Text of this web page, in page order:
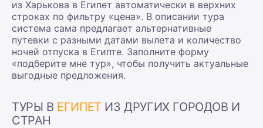
из Харькова в Египет автоматически в верхних
строках по фильтру «цена». В описании тура
система сама предлагает альтернативные
путевки с разными датами вылета и количество
ночей отпуска в Египте. Заполните форму
«подберите мне тур», чтобы получить актуальные
выгодные предложения.
ТУРЫ В ЕГИПЕТ ИЗ ДРУГИХ ГОРОДОВ И
СТРАН